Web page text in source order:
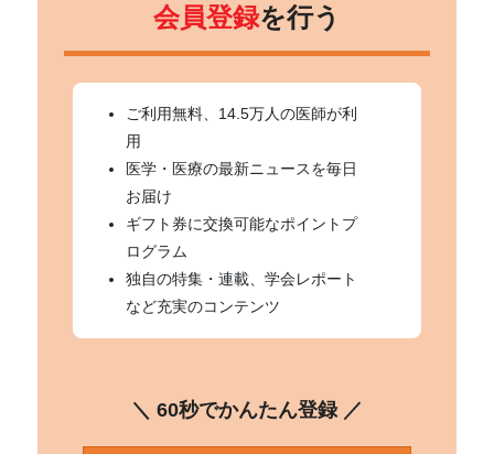
会員登録を行う
ご利用無料、14.5万人の医師が利
用
医学・医療の最新ニュースを毎日
お届け
ギフト券に交換可能なポイントプ
ログラム
独自の特集・連載、学会レポート
など充実のコンテンツ
＼ 60秒でかんたん登録 ／